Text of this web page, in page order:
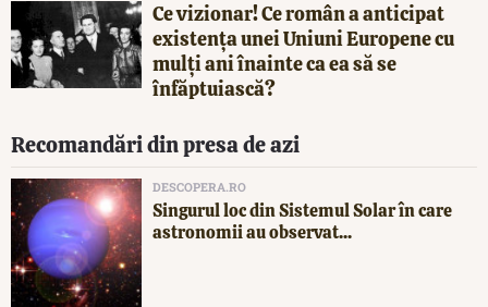
Ce vizionar! Ce român a anticipat
existența unei Uniuni Europene cu
mulți ani înainte ca ea să se
înfăptuiască?
Recomandări din presa de azi
DESCOPERA.RO
Singurul loc din Sistemul Solar în care
astronomii au observat...